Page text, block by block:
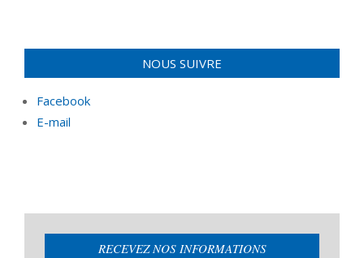
NOUS SUIVRE
Facebook
E-mail
RECEVEZ NOS INFORMATIONS